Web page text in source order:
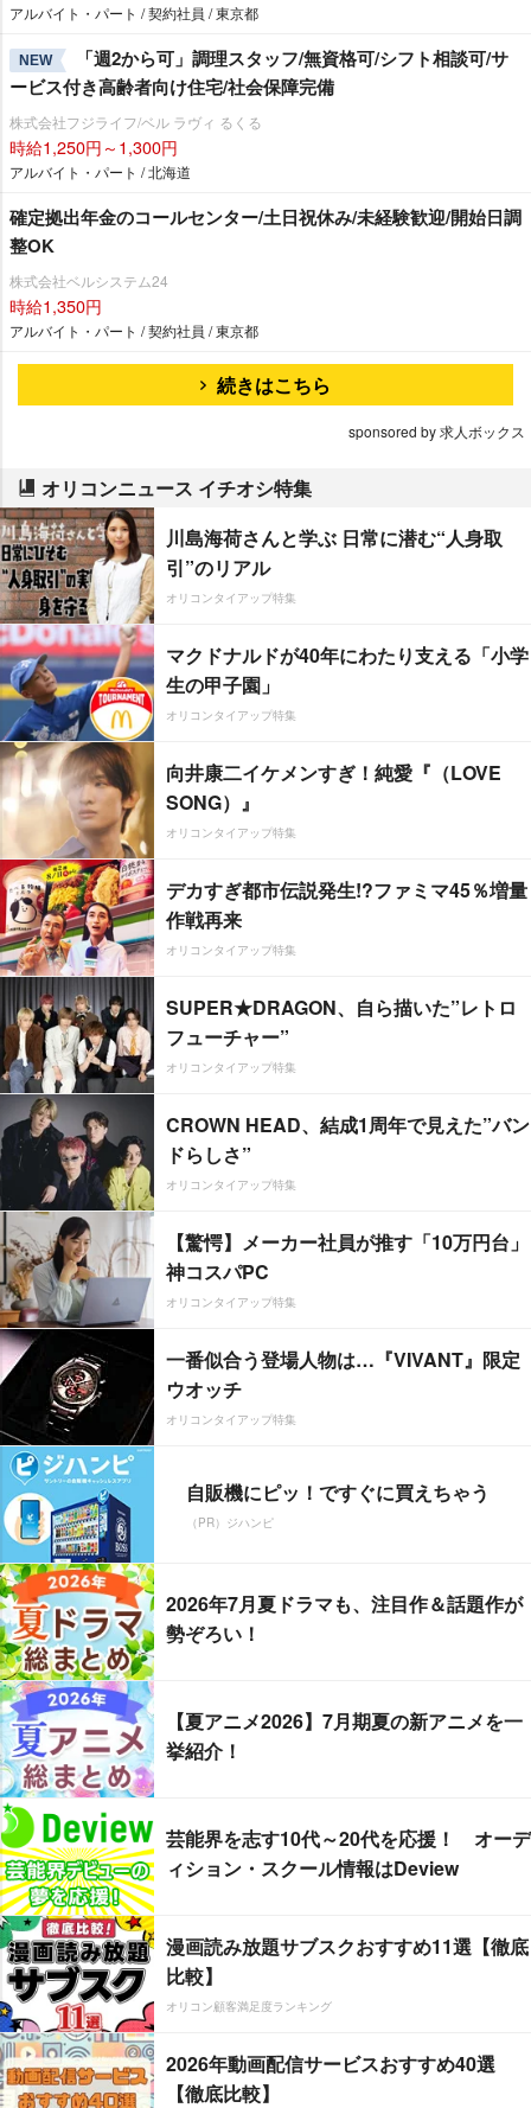
アルバイト・パート / 契約社員 / 東京都
NEW
「週2から可」調理スタッフ/無資格可/シフト相談可/サ
ービス付き高齢者向け住宅/社会保障完備
株式会社フジライフ/ベル ラヴィ るくる
時給1,250円～1,300円
アルバイト・パート / 北海道
確定拠出年金のコールセンター/土日祝休み/未経験歓迎/開始日調
整OK
株式会社ベルシステム24
時給1,350円
アルバイト・パート / 契約社員 / 東京都
続きはこちら
sponsored by 求人ボックス
オリコンニュース イチオシ特集
川島海荷さんと学ぶ 日常に潜む“人身取
引”のリアル
オリコンタイアップ特集
マクドナルドが40年にわたり支える「小学
生の甲子園」
オリコンタイアップ特集
向井康二イケメンすぎ！純愛『（LOVE
SONG）』
オリコンタイアップ特集
デカすぎ都市伝説発生!?ファミマ45％増量
作戦再来
オリコンタイアップ特集
SUPER★DRAGON、自ら描いた”レトロ
フューチャー”
オリコンタイアップ特集
CROWN HEAD、結成1周年で見えた”バン
ドらしさ”
オリコンタイアップ特集
【驚愕】メーカー社員が推す「10万円台」
神コスパPC
オリコンタイアップ特集
一番似合う登場人物は…『VIVANT』限定
ウオッチ
オリコンタイアップ特集
自販機にピッ！ですぐに買えちゃう
（PR）ジハンピ
2026年7月夏ドラマも、注目作＆話題作が
勢ぞろい！
【夏アニメ2026】7月期夏の新アニメを一
挙紹介！
芸能界を志す10代～20代を応援！ オーデ
ィション・スクール情報はDeview
漫画読み放題サブスクおすすめ11選【徹底
比較】
オリコン顧客満足度ランキング
2026年動画配信サービスおすすめ40選
【徹底比較】